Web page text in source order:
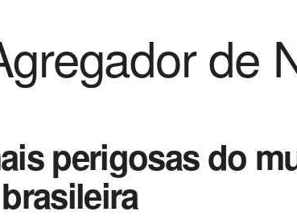
de
perigosas do